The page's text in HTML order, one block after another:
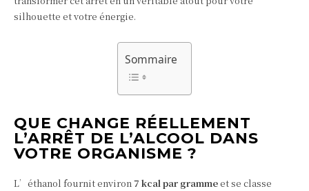
silhouette et votre énergie.
Sommaire
QUE CHANGE RÉELLEMENT
L’ARRÊT DE L’ALCOOL DANS
VOTRE ORGANISME ?
L’éthanol fournit environ7 kcal par grammeet se classe